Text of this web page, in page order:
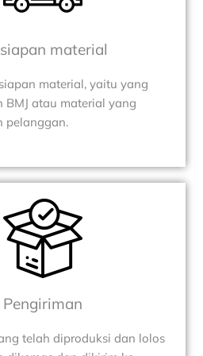
material
material, yaitu yang
BMJ atau material yang
pelanggan.
Pengiriman
telah diproduksi dan lolos